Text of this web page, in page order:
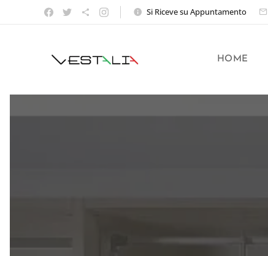
Si Riceve su Appuntamento
HOME